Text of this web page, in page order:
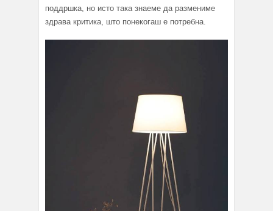
поддршка, но исто така знаеме да размениме
здрава критика, што понекогаш е потребна.